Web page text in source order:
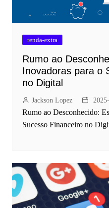
renda-extra
Rumo ao
Inovadoras para o
no Digital
Jackson Lopez
Rumo ao Desconhecido:
Sucesso Financeiro no